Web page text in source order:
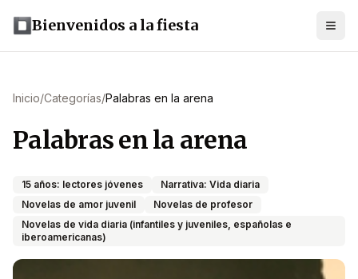
Bienvenidos a la fiesta
Inicio/Categorías/Palabras en la arena
Palabras en la arena
15 años: lectores jóvenes
Narrativa: Vida diaria
Novelas de amor juvenil
Novelas de profesor
Novelas de vida diaria (infantiles y juveniles, españolas e
iberoamericanas)